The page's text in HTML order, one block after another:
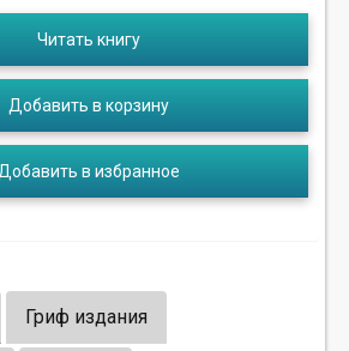
Читать книгу
Добавить в корзину
в избранное
Гриф издания